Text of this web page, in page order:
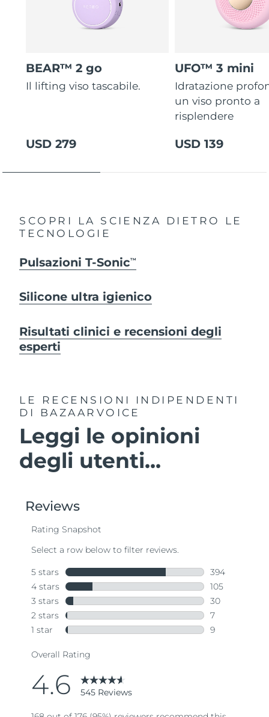
BEAR™ 2 go
Il lifting viso tascabile.
USD 279
UFO™ 3 mini
Idratazione
un viso pronto a
risplendere
USD 139
SCOPRI LA SCIENZA DIETRO LE
TECNOLOGIE
Pulsazioni T-SonicTM
Silicone ultra igienico
Risultati clinici e recensioni degli
esperti
LE RECENSIONI INDIPENDENTI
DI BAZAARVOICE
Leggi le opinioni
degli utenti...